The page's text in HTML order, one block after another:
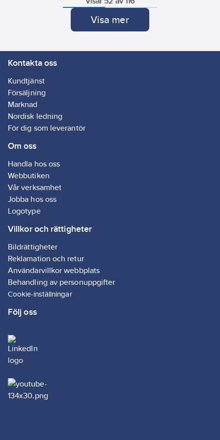
"krympning" i
enkel
Visa mer
Kontakta oss
Kundtjänst
Försäljning
Marknad
Nordisk ledning
För dig som leverantör
Om oss
Handla hos oss
Webbutiken
Vår verksamhet
Jobba hos oss
Logotype
Villkor och rättigheter
Bildrättigheter
Reklamation och retur
Användarvillkor webbplats
Behandling av personuppgifter
Cookie-inställningar
Följ oss